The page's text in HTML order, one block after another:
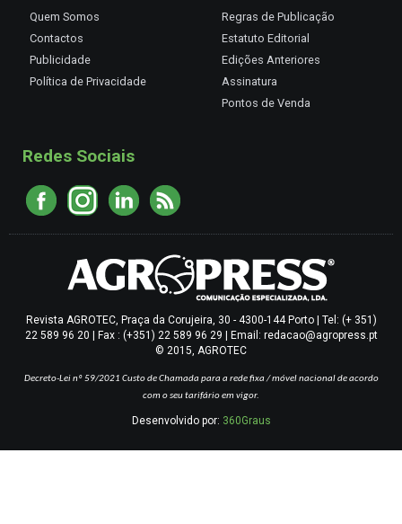
Quem Somos
Contactos
Publicidade
Política de Privacidade
Regras de Publicação
Estatuto Editorial
Edições Anteriores
Assinatura
Pontos de Venda
Redes Sociais
Revista AGROTEC, Praça da Corujeira, 30 - 4300-144 Porto | Tel: (+ 351)
22 589 96 20 | Fax : (+351) 22 589 96 29 | Email: redacao@agropress.pt
© 2015, AGROTEC
Decreto-Lei nº 59/2021 Custo de Chamada para a rede fixa / móvel nacional de acordo
com o seu tarifário em vigor.
Desenvolvido por: 360Graus